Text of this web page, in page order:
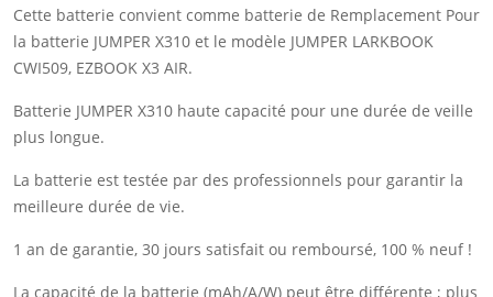
Cette batterie convient comme batterie de Remplacement Pour
la batterie JUMPER X310 et le modèle JUMPER LARKBOOK
CWI509, EZBOOK X3 AIR.
Batterie JUMPER X310 haute capacité pour une durée de veille
plus longue.
La batterie est testée par des professionnels pour garantir la
meilleure durée de vie.
1 an de garantie, 30 jours satisfait ou remboursé, 100 % neuf !
La capacité de la batterie (mAh/A/W) peut être différente ; plus